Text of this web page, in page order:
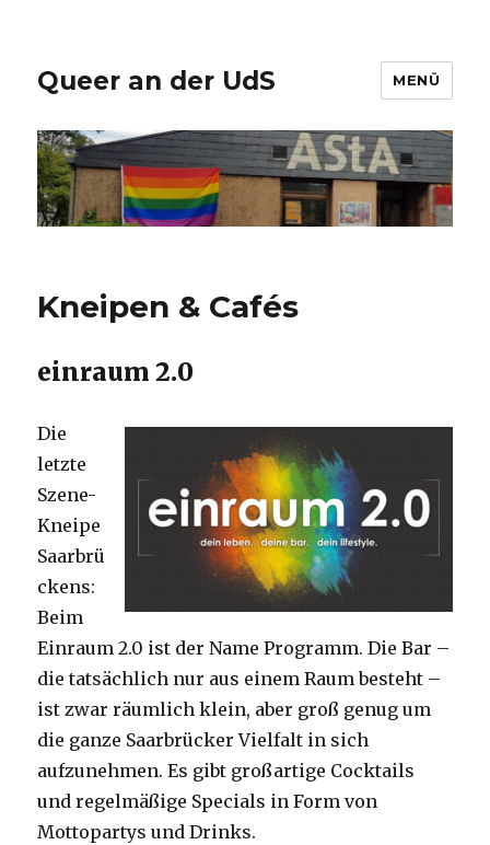
Queer an der UdS MENÜ
Kneipen & Cafés
einraum 2.0
Die
letzte
Szene-
Kneipe
Saarbrü
ckens:
Beim
Einraum 2.0 ist der Name Programm. Die Bar –
die tatsächlich nur aus einem Raum besteht –
ist zwar räumlich klein, aber groß genug um
die ganze Saarbrücker Vielfalt in sich
aufzunehmen. Es gibt großartige Cocktails
und regelmäßige Specials in Form von
Mottopartys und Drinks.